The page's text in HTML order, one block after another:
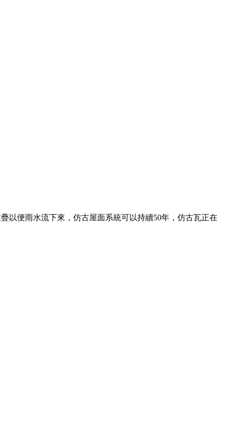
以便雨水流下來，仿古屋面系統可以持續50年，仿古瓦正在